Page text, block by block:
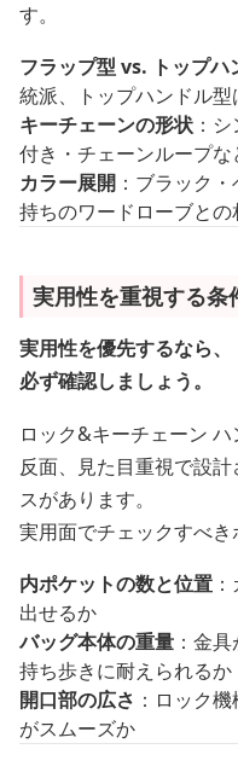
す。
フラップ型 vs. トップハ
統派、トップハンドル
キーチェーンの形状 ：
付き・チェーンループ
カラー展開 ：ブラック
持ちのワードローブとの
実用性を重視する条
実用性を優先するなら
必ず確認しましょう。
ロック&キーチェーン
反面、見た目重視で設
スがあります。
実用面でチェックすべき
内ポケットの数と位置
出せるか
バッグ本体の重量 ：金
持ち歩きに耐えられるか
開口部の広さ ：ロック
がスムーズか